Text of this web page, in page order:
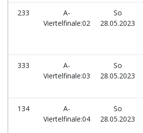
233
A-
Viertelfinale:02
So
28.05.2023
333
A-
Viertelfinale:03
So
28.05.2023
134
A-
Viertelfinale:04
So
28.05.2023